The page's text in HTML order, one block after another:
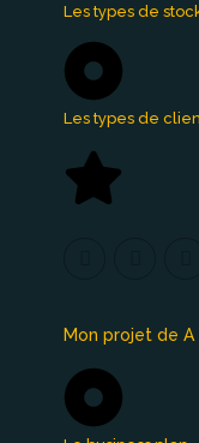
Les types de
Les types de
Mon projet de A